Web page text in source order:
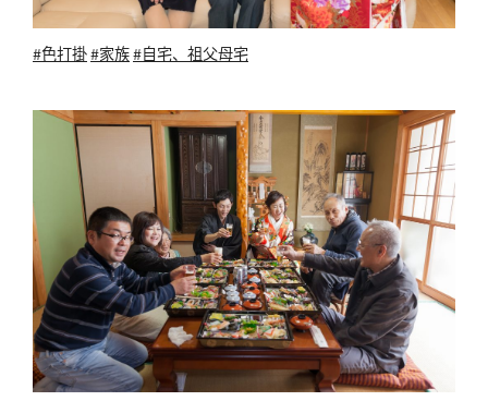
#色打掛#家族#自宅、祖父母宅